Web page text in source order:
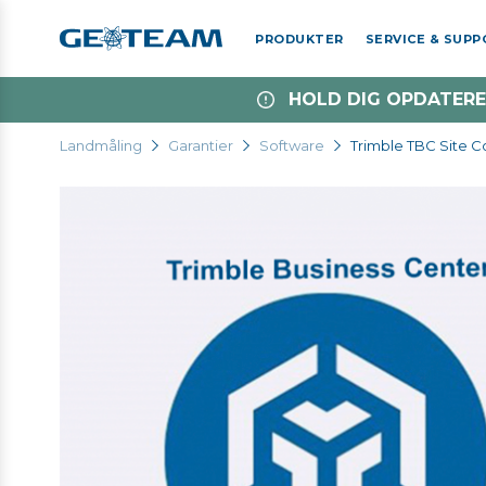
PRODUKTER SERVICE &
HOLD DIG
Landmåling Garantier Software Trimble TBC Site